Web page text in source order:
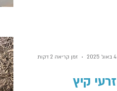
כשירות לציבור, מצרפת כאן את החגיגה
באינטימיות משפחתית, שהתאימה
לחוגגת. וגם לנו. מודה, שקצת מאסתי
בחגיגות המוניות בשנים האחרונות,
זרעי קיץ
4 באוג׳ 2025 זמן קריאה 2 דקות